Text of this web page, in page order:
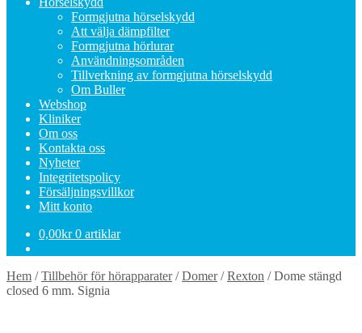
Formgjutna hörselskydd
Att välja dämpfilter
Formgjutna hörlurar
Användningsområden
Tillverkning av formgjutna hörselskydd
Om Buller
Webshop
Kliniker
Om oss
Kontakta oss
Nyheter
Integritetspolicy
Försäljningsvillkor
Mitt konto
0,00kr 0 artiklar
Hem /Tillbehör för hörapparater/Domer/Rexton /Dome stängd
closed 6 mm. Signia